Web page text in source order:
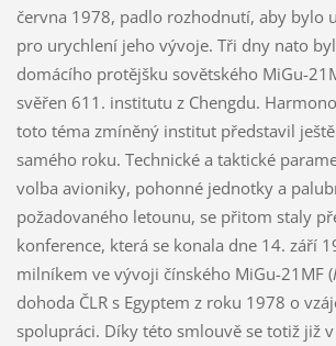
června 1978, padlo rozhodnutí, aby bylo
pro urychlení jeho vývoje. Tři dny nato
domácího protějšku sovětského MiGu-
svěřen 611. institutu z Chengdu.
toto téma zmíněný institut představil
samého roku. Technické a taktické
volba avioniky, pohonné jednotky a
požadovaného letounu, se přitom staly
konference, která se konala dne 14. září
milníkem ve vývoji čínského MiGu-21MF (
dohoda ČLR s Egyptem z roku 1978 o
spolupráci. Díky této smlouvě se totiž již